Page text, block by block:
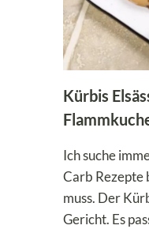
Kürbis
Ich suche
Carb Rezepte
muss. Der
Gericht. Es